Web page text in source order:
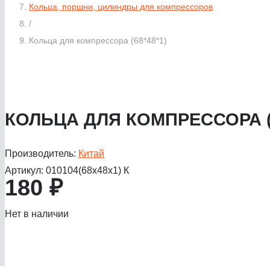
Кольца, поршни, цилиндры для компрессоров
/
Кольца для компрессора (68*48*1)
КОЛЬЦА ДЛЯ КОМПРЕССОРА
Производитель: Китай
Артикул: 010104(68х48х1) К
180 ₽
Нет в наличии